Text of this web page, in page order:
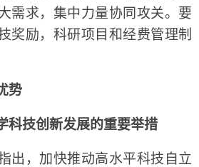
需求，集中力量协同攻关。要
奖励，科研项目和经费管理制
势
技创新发展的重要举措
，加快推动高水平科技自立